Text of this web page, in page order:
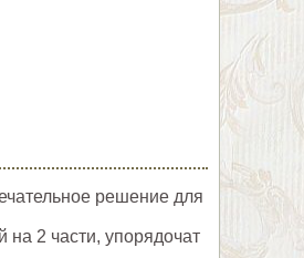
решение для
2 части, упорядочат